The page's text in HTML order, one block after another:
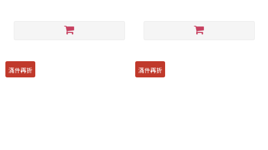
滿件再折 滿件再折